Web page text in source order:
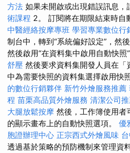
方法 如果未開啟或出現錯誤訊息，
術課程 2。 訂閱將在期限結束時自
中醫經絡按摩專班 學習專業數位行
制台中，轉到“系統偏好設定”，然
然後啟用“在資料集中啟用自動快照”
舒壓 然後要求資料集開發人員在「
中為需要快照的資料集選擇啟用快
的數位行銷夥伴 新竹外燴服務推薦
程 苗栗高品質外燴服務 清潔公司
大腿放鬆按摩 然後，工作簿使用者
的顯示畫布上的自動快照選項。 優
胞證辦理中心 正宗西式外燴風味
透過基於策略的預防機制來管理資